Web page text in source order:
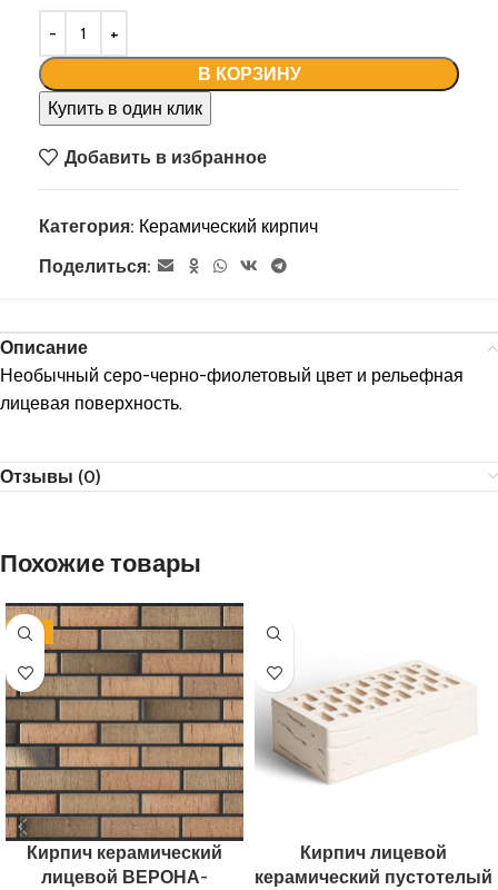
В КОРЗИНУ
Купить в один клик
Добавить в избранное
Категория: Керамический кирпич
Поделиться:
Описание
Необычный серо-черно-фиолетовый цвет и рельефная
лицевая поверхность.
Отзывы (0)
Похожие товары
-14%
Кирпич керамический
лицевой ВЕРОНА-
Кирпич лицевой
керамический пустотелый